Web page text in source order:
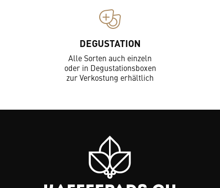
DEGUSTATION
Alle Sorten auch einzeln
oder in Degustationsboxen
zur Verkostung erhältlich